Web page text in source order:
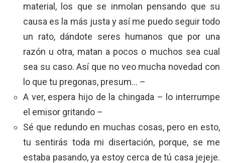
material, los que se inmolan pensando que su
causa es la más justa y así me puedo seguir todo
un rato, dándote seres humanos que por una
razón u otra, matan a pocos o muchos sea cual
sea su caso. Así que no veo mucha novedad con
lo que tu pregonas, presum… –
A ver, espera hijo de la chingada – lo interrumpe
el emisor gritando –
Sé que redundo en muchas cosas, pero en esto,
tu sentirás toda mi disertación, porque, se me
estaba pasando, ya estoy cerca de tú casa jejeje.